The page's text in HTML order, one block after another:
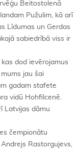
Beitostolenā
Pužulim, kā arī
Līdumas un Gerdas
sabiedrībā viss ir
dod ievērojamus
jau šai
gadam stafete
vidū Hohfilcenē.
Latvijas dāmu
čempionātu
Rastorgujevs,